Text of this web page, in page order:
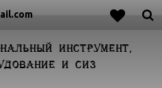
ИНСТРУМЕНТ,
И СИЗ